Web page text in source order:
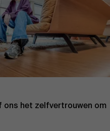
ons het zelfvertrouwen om